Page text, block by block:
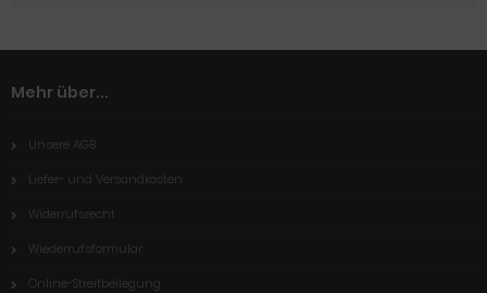
Mehr über...
Unsere AGB
Liefer- und Versandkosten
Widerrufsrecht
Wiederrufsformular
Online-Streitbeilegung